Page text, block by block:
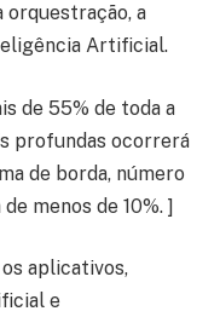
orquestração, a
Artificial.
de 55% de toda a
profundas ocorrerá
de borda, número
menos de 10%. ]
aplicativos,
e